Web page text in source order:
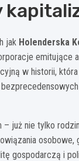
jak Holenderska
emitujące
w historii,
już nie tylko
osobowe,
gospodarczą i